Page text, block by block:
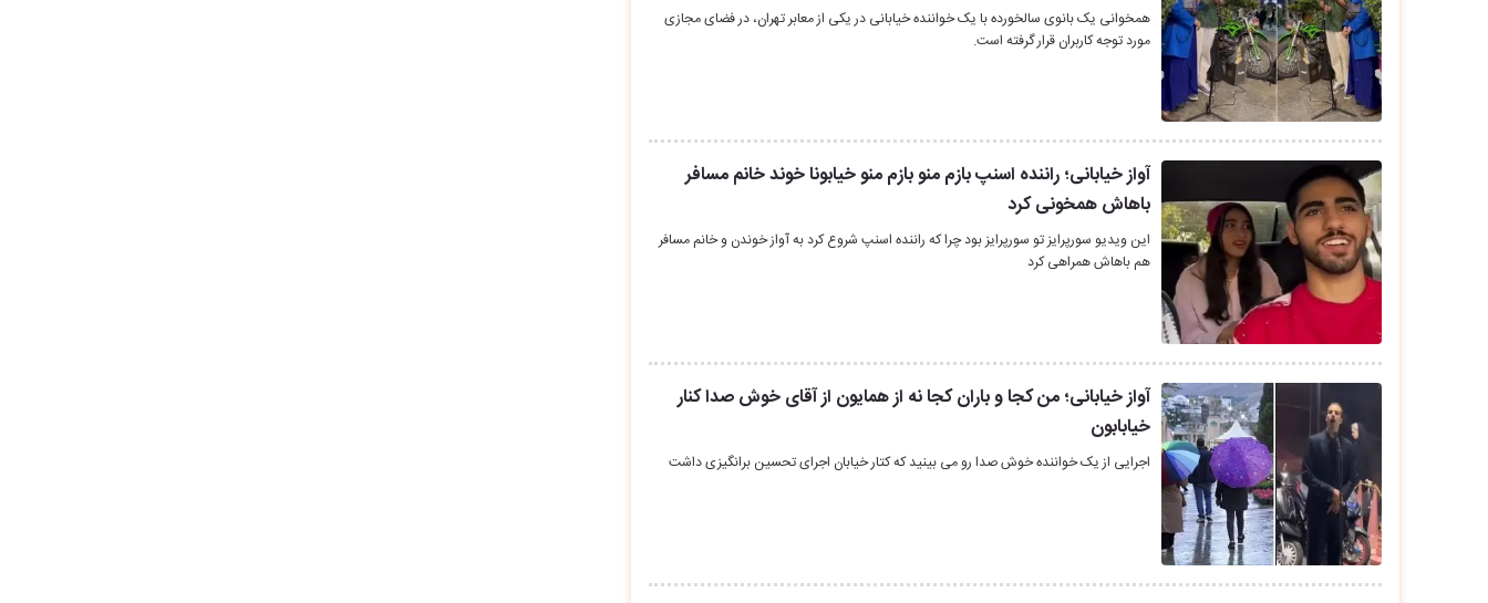
همخوانی یک بانوی سالخورده با یک خواننده خیابانی در یکی از معابر تهران، در فضای مجازی
مورد توجه کاربران قرار گرفته است.
آواز خیابانی؛ راننده اسنپ بازم منو بازم منو خیابونا خوند خانم مسافر
باهاش همخونی کرد
این ویدیو سورپرایز تو سورپرایز بود چرا که راننده اسنپ شروع کرد به آواز خوندن و خانم مسافر
هم باهاش همراهی کرد
آواز خیابانی؛ من کجا و باران کجا نه از همایون از آقای خوش صدا کنار
خیابابون
اجرایی از یک خواننده خوش صدا رو می بینید که کتار خیابان اجرای تحسین برانگیزی داشت